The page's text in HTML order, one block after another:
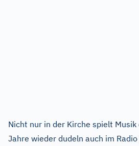
Nicht nur in der Kirche spielt
Jahre wieder dudeln auch im